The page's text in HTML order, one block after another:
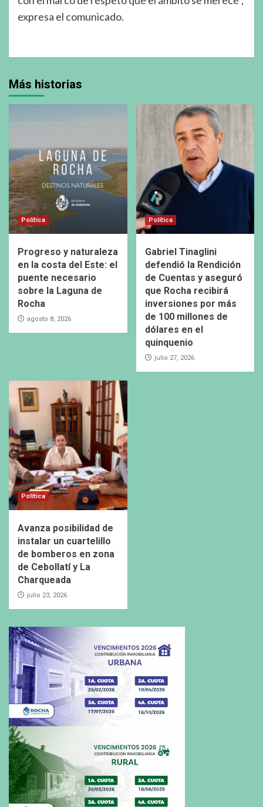
expresa el comunicado.
Más historias
Política
Progreso y naturaleza
en la costa del Este: el
puente necesario
sobre la Laguna de
Rocha
agosto 8, 2026
Política
Gabriel Tinaglini
defendió la Rendición
de Cuentas y aseguró
que Rocha recibirá
inversiones por más
de 100 millones de
dólares en el
quinquenio
julio 27, 2026
Política
Avanza posibilidad de
instalar un cuartelillo
de bomberos en zona
de Cebollatí y La
Charqueada
julio 23, 2026